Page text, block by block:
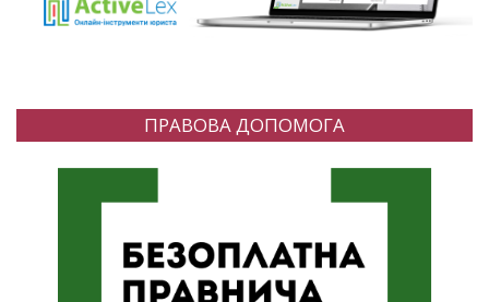
ПРАВОВА ДОПОМОГА